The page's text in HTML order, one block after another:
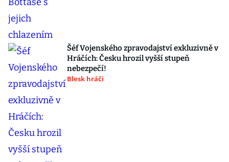
Šéf Vojenského zpravodajství exkluzivně v
Hráčích: Česku hrozil vyšší stupeň
nebezpečí!
Blesk hráči